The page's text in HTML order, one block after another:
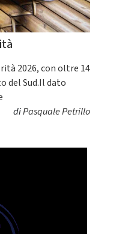
2026, con oltre 14
del Sud.Il dato
diPasquale Petrillo